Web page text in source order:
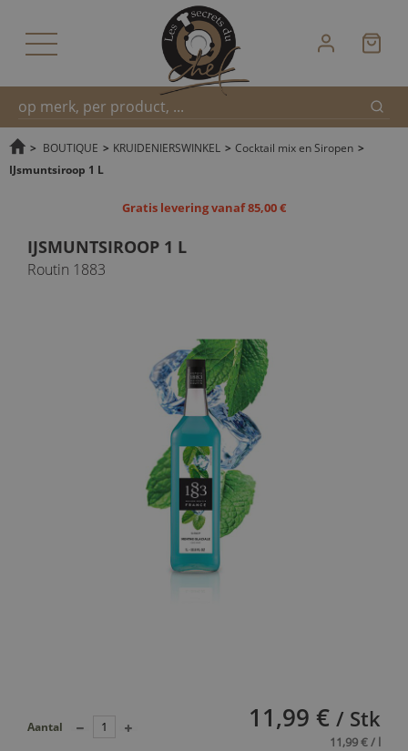
Snel
> BOUTIQUE > KRUIDENIERSWINKEL > Cocktail mix en Siropen >
IJsmuntsiroop 1 L
Gratis levering vanaf 85,00 €
IJSMUNTSIROOP 1 L
Routin 1883
11,99 € / Stk
11,99 € / l
Aantal